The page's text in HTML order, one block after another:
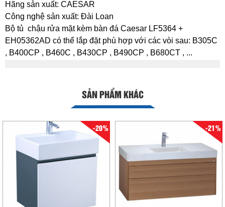
Hãng sản xuất: CAESAR
Công nghệ sản xuất: Đài Loan
Bộ tủ chậu rửa mặt kèm bàn đá Caesar LF5364 +
EH05362AD có thể lắp đặt phù hợp với các vòi sau: B305C
, B400CP , B460C , B430CP , B490CP , B680CT , ...
SẢN PHẨM KHÁC
-20% -21%